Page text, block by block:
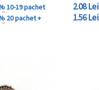
10-19 pachet
20 pachet +
2.08 Lei
1.56 Lei